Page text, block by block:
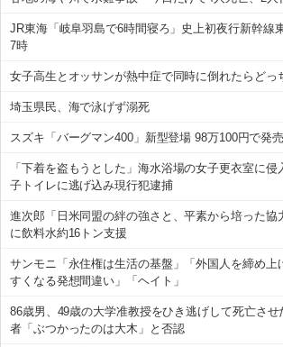
JR東海「岐阜羽島で6時間寝ろ」史上初夜行新幹線
7時
女子高生とオッサンが熱中症で同時に倒れたらどっ
埼玉県民、海で泳げず溺死
スズキ「バーグマン400」新型登場 98万100円で発売
「下着を盗もうとした」海水浴場の女子更衣室に
子トイレに逃げ込み現行犯逮捕
進次郎「日米同盟の絆の強さと、平素から培った協
に飲料水約16トン支援
サンモニ「永住権は生活の基盤」「外国人を締め上
すくなる発想間違い」「ヘイト」
86歳男、49歳の大学准教授をひき逃げして死亡さ
者「ぶつかったのは大木」と否認